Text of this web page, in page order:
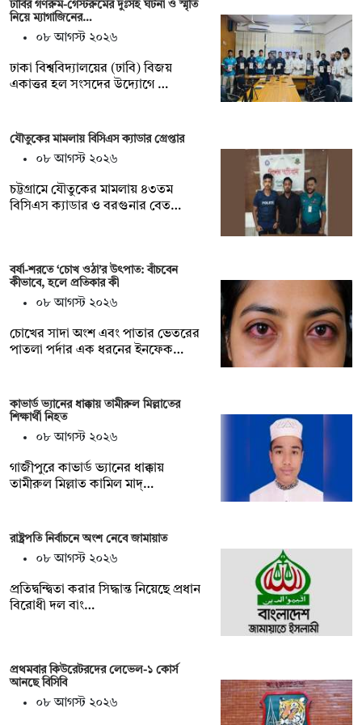
ঢাবির গণরুম-গেস্টরুমের দুঃসহ ঘটনা ও স্মৃতি
নিয়ে ম্যাগাজিনের…
০৮ আগস্ট ২০২৬
ঢাকা বিশ্ববিদ্যালয়ের (ঢাবি) বিজয়
একাত্তর হল সংসদের উদ্যোগে …
যৌতুকের মামলায় বিসিএস ক্যাডার গ্রেপ্তার
০৮ আগস্ট ২০২৬
চট্টগ্রামে যৌতুকের মামলায় ৪৩তম
বিসিএস ক্যাডার ও বরগুনার বেত…
বর্ষা-শরতে ‘চোখ ওঠা’র উৎপাত: বাঁচবেন
কীভাবে, হলে প্রতিকার কী
০৮ আগস্ট ২০২৬
চোখের সাদা অংশ এবং পাতার ভেতরের
পাতলা পর্দার এক ধরনের ইনফেক…
কাভার্ড ভ্যানের ধাক্কায় তামীরুল মিল্লাতের
শিক্ষার্থী নিহত
০৮ আগস্ট ২০২৬
গাজীপুরে কাভার্ড ভ্যানের ধাক্কায়
তামীরুল মিল্লাত কামিল মাদ্…
রাষ্ট্রপতি নির্বাচনে অংশ নেবে জামায়াত
০৮ আগস্ট ২০২৬
প্রতিদ্বন্দ্বিতা করার সিদ্ধান্ত নিয়েছে প্রধান
বিরোধী দল বাং…
প্রথমবার কিউরেটরদের লেভেল-১ কোর্স
আনছে বিসিবি
০৮ আগস্ট ২০২৬